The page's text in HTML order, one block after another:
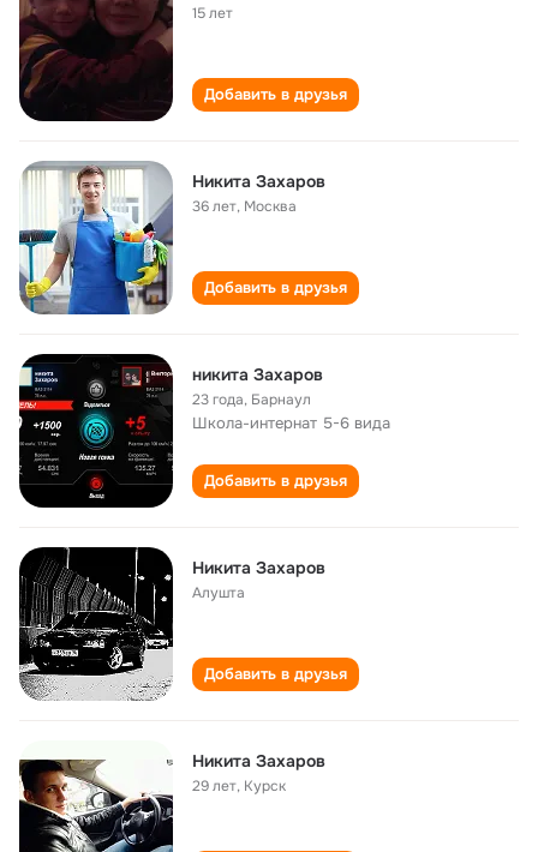
15 лет
Добавить в друзья
Никита Захаров
36 лет, Москва
Добавить в друзья
никита Захаров
23 года, Барнаул
Школа-интернат 5-6 вида
Добавить в друзья
Никита Захаров
Алушта
Добавить в друзья
Никита Захаров
29 лет, Курск